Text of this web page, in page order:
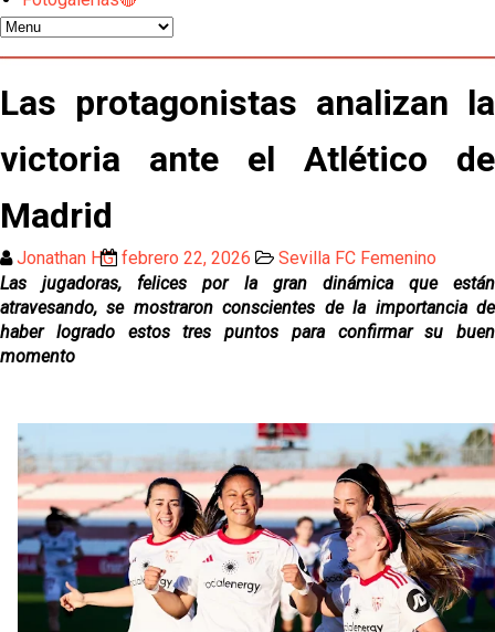
Emery quiere pescar en el Atleti , el Villareal ya
tiene nuevo portero y el Getafe mueve ficha... Las
últimas novedades del mercado de La Liga
Vargas y Sow se incorporan al grupo en la sesión
del martes
Odysseas Vlachodimos: “El objetivo es mejorar la
El Sevilla FC empieza a inscribir a los nuevos
fichajes
Opinión | "Carta abierta a Alberto Flores" por Rafa
García
Análisis I Quién es y cómo juega Fran González
Endrick y Marc Bernal protagonizan las ofertas más
destacadas del día
Diomande ya es madridista mientras Rodri agita el
mercado
OFICIAL | Juanlu se marcha al Bournemouth
Las protagonistas analizan la
victoria ante el Atlético de
Madrid
Jonathan HG febrero 22, 2026
Sevilla FC Femenino
Las jugadoras, felices por la gran dinámica que están
atravesando, se mostraron conscientes de la importancia de
haber logrado estos tres puntos para confirmar su buen
momento